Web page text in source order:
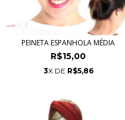
PEINETA ESPANHOLA MÉDIA
R$15,00
3X DE R$5,86